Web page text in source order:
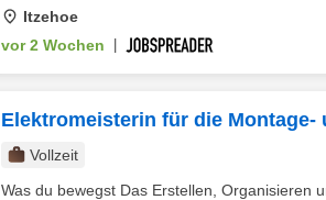
Itzehoe
vor 2 Wochen
Elektromeisterin für die Montage-
Vollzeit
Was du bewegst Das Erstellen, Organisieren